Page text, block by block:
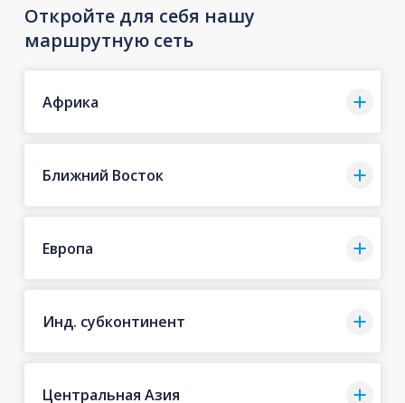
Откройте для себя нашу
маршрутную сеть
Африка
Ближний Восток
Европа
Инд. субконтинент
Центральная Азия